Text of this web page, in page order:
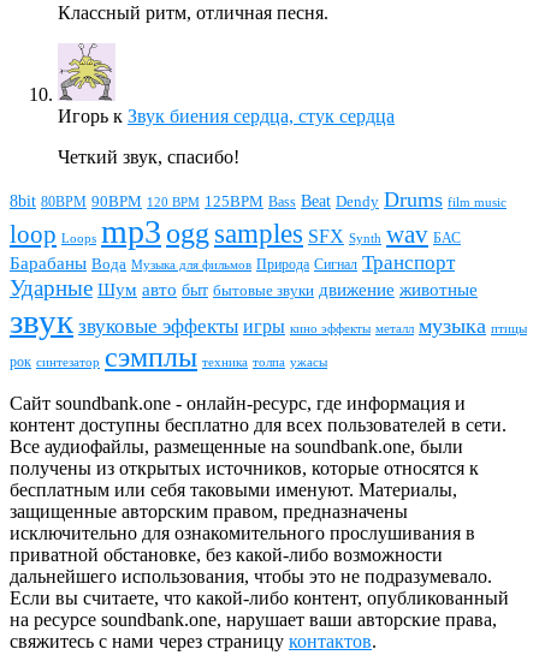
Классный ритм, отличная песня.
Игорь к Звук биения сердца, стук сердца
Четкий звук, спасибо!
8bit 80BPM 90BPM 120 BPM 125BPM Bass Beat Dendy Drums film music
loop Loops mp3 ogg samples SFX Synth wav БАС
Барабаны Вода Музыка для фильмов Природа Сигнал Транспорт
Ударные Шум авто быт бытовые звуки движение животные
звук звуковые эффекты игры кино эффекты металл музыка птицы
рок синтезатор сэмплы техника толпа ужасы
Сайт soundbank.one - онлайн-ресурс, где информация и
контент доступны бесплатно для всех пользователей в сети.
Все аудиофайлы, размещенные на soundbank.one, были
получены из открытых источников, которые относятся к
бесплатным или себя таковыми именуют. Материалы,
защищенные авторским правом, предназначены
исключительно для ознакомительного прослушивания в
приватной обстановке, без какой-либо возможности
дальнейшего использования, чтобы это не подразумевало.
Если вы считаете, что какой-либо контент, опубликованный
на ресурсе soundbank.one, нарушает ваши авторские права,
свяжитесь с нами через страницу контактов.